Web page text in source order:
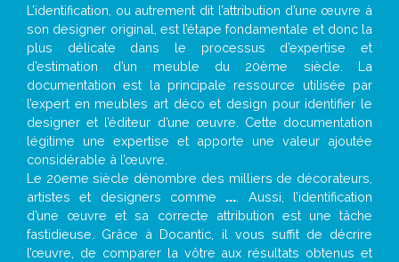
L’identification, ou autrement dit l’attribution d’une œuvre à
son designer original, est l’étape fondamentale et donc la
plus délicate dans le processus d’expertise et
d’estimation d’un meuble du 20ème siècle. La
documentation est la principale ressource utilisée par
l’expert en meubles art déco et design pour identifier le
designer et l’éditeur d’une œuvre. Cette documentation
légitime une expertise et apporte une valeur ajoutée
considérable à l’œuvre.
Le 20eme siècle dénombre des milliers de décorateurs,
artistes et designers comme ... . Aussi, l’identification
d’une œuvre et sa correcte attribution est une tâche
fastidieuse. Grâce à Docantic, il vous suffit de décrire
l’œuvre, de comparer la vôtre aux résultats obtenus et